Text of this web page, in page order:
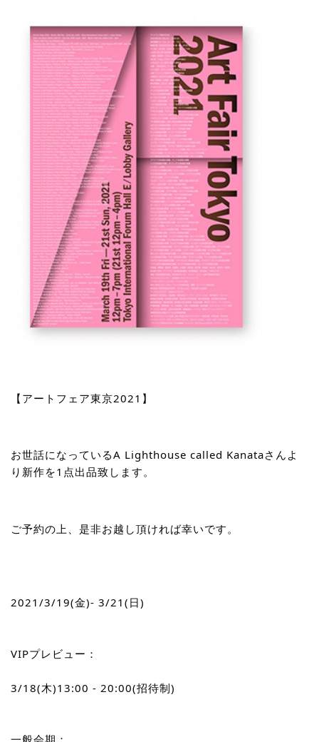
【アートフェア東京2021】
お世話になっているA Lighthouse called Kanataさんよ
り新作を1点出品致します。
ご予約の上、是非お越し頂ければ幸いです。
2021/3/19(金)- 3/21(日)
VIPプレビュー：
3/18(木)13:00 - 20:00(招待制)